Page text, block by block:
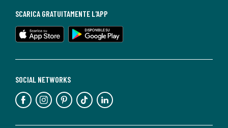
SOCIAL NETWORKS
SCARICA GRATUITAMENTE L'APP